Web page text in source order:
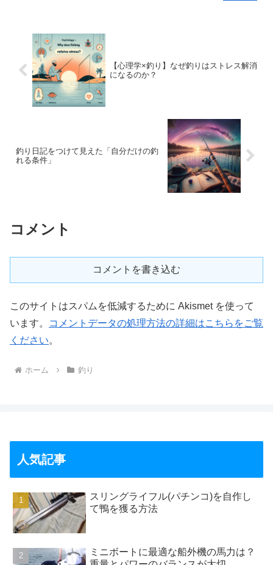
【心理学×釣り】なぜ釣りはストレス解消
になるのか？
釣り日記をつけて見えた「自分だけの釣
れる条件」
コメント
コメントを書き込む
このサイトはスパムを低減するために Akismet を使って
います。
コメントデータの処理方法の詳細はこちらをご覧
ください。
ホーム 釣り
人気記事
スリングライフル(パチンコ)を自作し
て鴨を獲る方法
ミニボートに最適な船外機の馬力は？